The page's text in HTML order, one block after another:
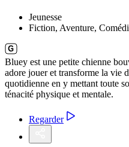
Jeunesse
Fiction, Aventure,
Bluey est une petite chienne
adore jouer et transforme la vie
quotidienne en y mettant toute
ténacité physique et mentale.
Regarder